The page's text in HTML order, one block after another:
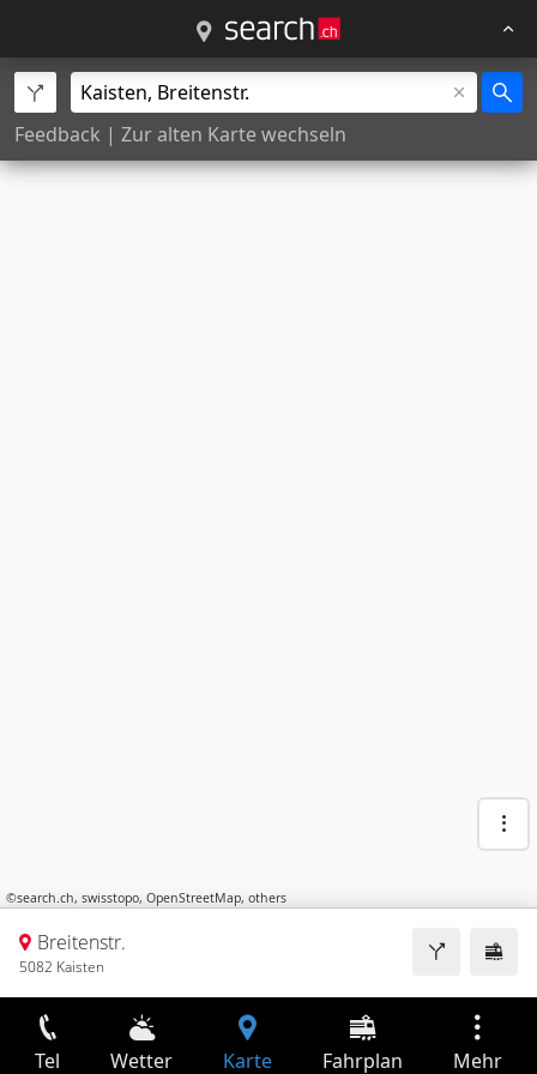
Feedback | Zur alten Karte wechseln
©search.ch, swisstopo, OpenStreetMap, others
Breitenstr.
5082 Kaisten
Tel Wetter Karte Fahrplan Mehr